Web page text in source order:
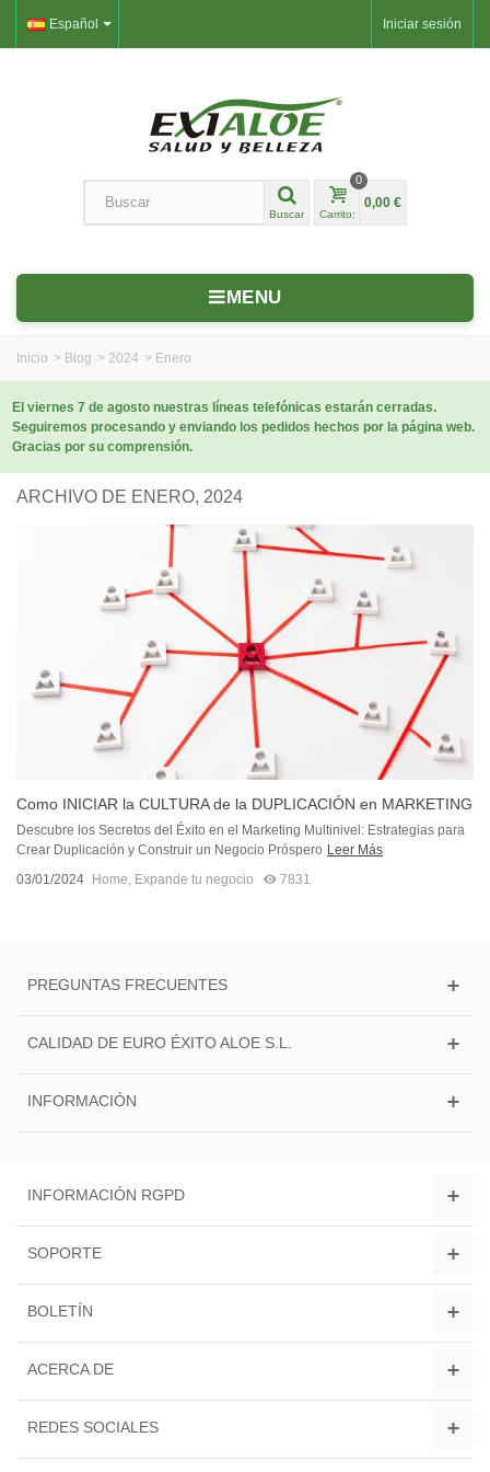
Iniciar sesión
Español
Buscar Carrito:
0
0,00 €
MENU
Inicio > Blog > 2024 > Enero
El viernes 7 de agosto nuestras líneas telefónicas estarán cerradas.
Seguiremos procesando y enviando los pedidos hechos por la página web.
Gracias por su comprensión.
ARCHIVO DE ENERO, 2024
Como INICIAR la CULTURA de la DUPLICACIÓN en MARKETING
MULTINIVEL
Descubre los Secretos del Éxito en el Marketing Multinivel: Estrategias para
Crear Duplicación y Construir un Negocio Próspero Leer Más
03/01/2024
Home, Expande tu negocio 7831
PREGUNTAS FRECUENTES
CALIDAD DE EURO ÉXITO ALOE S.L.
INFORMACIÓN
INFORMACIÓN RGPD
SOPORTE
BOLETÍN
ACERCA DE
REDES SOCIALES